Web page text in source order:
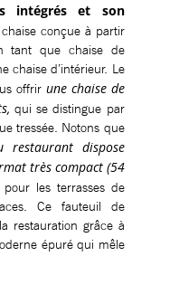
intégrés et son
chaise conçue à partir
tant que chaise de
chaise d’intérieur. Le
offrir une chaise de
qui se distingue par
tressée. Notons que
restaurant dispose
très compact (54
les terrasses de
Ce fauteuil de
restauration grâce à
épuré qui mêle